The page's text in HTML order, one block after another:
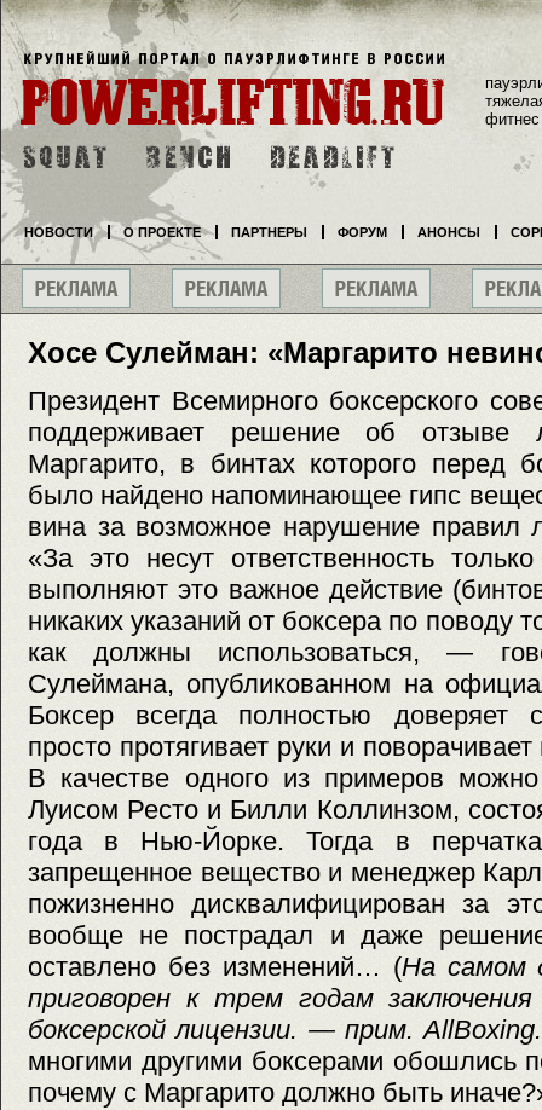
Хосе Сулейман: «Маргарито
Президент Всемирного боксерского
поддерживает решение об отзыве
Маргарито, в бинтах которого
было найдено напоминающее гипс
вина за возможное нарушение правил
«За это несут ответственность
выполняют это важное действие
никаких указаний от боксера по поводу
как должны использоваться, —
Сулеймана, опубликованном на
Боксер всегда полностью
просто протягивает руки и
В качестве одного из примеров
Луисом Ресто и Билли Коллинзом,
года в Нью-Йорке. Тогда в
запрещенное вещество и менеджер
пожизненно дисквалифицирован за
вообще не пострадал и даже
оставлено без изменений… (На самом
приговорен к трем годам
боксерской лицензии. — прим.
многими другими боксерами обошлись
почему с Маргарито должно быть
фитнес
НОВОСТИ О ПРОЕКТЕ ПАРТНЕРЫ ФОРУМ АНОНСЫ